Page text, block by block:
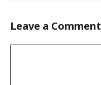
Leave a Comment